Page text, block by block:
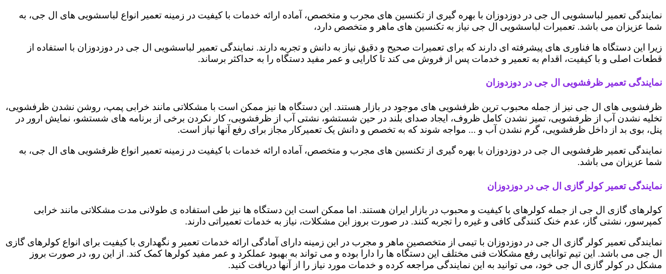
نمایندگی تعمیر لباسشویی ال جی در دوزدوزان با بهره گیری از تکنسین های مجرب و متخصص، آماده ارائه خدمات با کیفیت در زمینه تعمیر انواع لباسشویی های ال جی، به
شما عزیزان می باشد. تعمیرات لباسشویی ال جی نیاز به تکنسین های ماهر و متخصص دارد،
زیرا این دستگاه ها فناوری های پیشرفته ای دارند که برای تعمیرات صحیح و دقیق نیاز به دانش و تجربه دارند. نمایندگی تعمیر لباسشویی ال جی در دوزدوزان با استفاده از
قطعات اصلی و با کیفیت، اقدام به تعمیر و خدمات پس از فروش می کند تا کارایی و عمر مفید دستگاه را به حداکثر برساند.
نمایندگی تعمیر ظرفشویی ال جی در دوزدوزان
ظرفشویی های ال جی نیز از جمله محبوب ترین ظرفشویی های موجود در بازار هستند. این دستگاه ها نیز ممکن است با مشکلاتی مانند خرابی پمپ، روشن نشدن ظرفشویی،
تخلیه نشدن آب از ظرفشویی، تمیز نشدن کامل ظروف، ایجاد صدای بلند در حین شستشو، نشتی آب از ظرفشویی، کار نکردن برخی از برنامه های شستشو، نمایش ارور در
پنل، بوی بد از داخل ظرفشویی، گرم نشدن آب و ... مواجه شوند که به تخصص و دانش یک تعمیرکار مجاز برای رفع آنها نیاز است.
نمایندگی تعمیر ظرفشویی ال جی در دوزدوزان با بهره گیری از تکنسین های مجرب و متخصص، آماده ارائه خدمات با کیفیت در زمینه تعمیر انواع ظرفشویی های ال جی، به
شما عزیزان می باشد.
نمایندگی تعمیر کولر گازی ال جی در دوزدوزان
کولرهای گازی ال جی از جمله کولرهای با کیفیت و محبوب در بازار ایران هستند. اما ممکن است این دستگاه ها نیز طی استفاده ی طولانی مدت مشکلاتی مانند خرابی
کمپرسور، نشتی گاز، عدم خنک کنندگی کافی و غیره را تجربه کنند. در صورت بروز این مشکلات، نیاز به خدمات تعمیراتی دارند.
نمایندگی تعمیر کولر گازی ال جی در دوزدوزان با تیمی از متخصصین ماهر و مجرب در این زمینه دارای آمادگی ارائه خدمات تعمیر و نگهداری با کیفیت برای انواع کولرهای گازی
ال جی می باشد. این تیم توانایی رفع مشکلات فنی مختلف این دستگاه ها را دارا بوده و می تواند به بهبود عملکرد و عمر مفید کولرها کمک کند. از این رو، در صورت بروز
مشکل در کولر گازی ال جی خود، می توانید به این نمایندگی مراجعه کرده و خدمات مورد نیاز را از آنها دریافت کنید.